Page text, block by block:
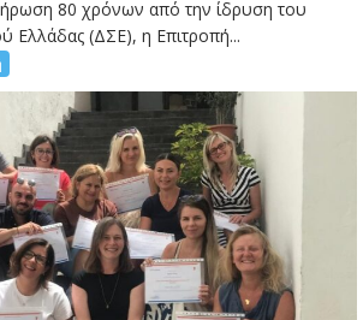
80 χρόνων από την ίδρυση του
Ελλάδας (ΔΣΕ), η Επιτροπή...